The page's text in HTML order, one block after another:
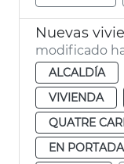
modificado
ALCALDÍA
VIVIENDA
QUATRE
EN PORTADA